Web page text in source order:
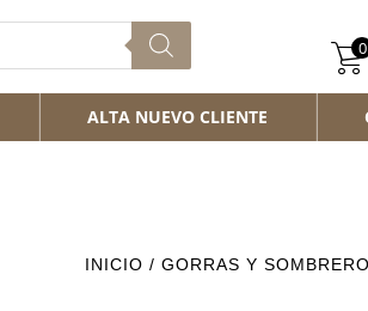
0
ALTA NUEVO CLIENTE
INICIO / GORRAS Y